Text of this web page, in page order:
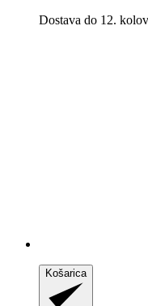
Dostava do 12.
Košarica